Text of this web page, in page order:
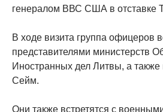
генералом ВВС США в отставке
В ходе визита группа офицеров
представителями министерств
Иностранных дел Литвы, а также
Сейм.
Они также встретятся с